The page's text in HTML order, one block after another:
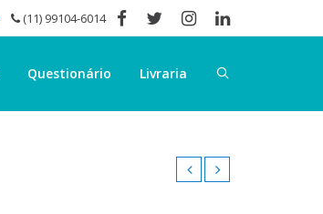
(11) 99104-6014
Questionário Livraria